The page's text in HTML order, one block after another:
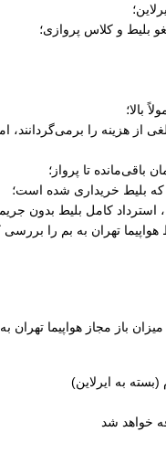
بلیط و کلاس پروازی؛
بالا؛
از هزینه را برمی‌گردانند،
باقی‌مانده تا پرواز؛
بلیط خریداری شده است؛
استرداد کامل بلیط بدون
هواپیما تهران به بم را
میزان باز مجاز هواپیما
خواهد شد